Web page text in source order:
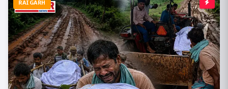
RAIGARH